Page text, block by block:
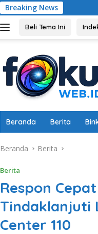
Breaking News
Beli Tema Ini
Beranda Berita
Beranda Berita
Berita
Respon
Tindaklanjuti
Center 110